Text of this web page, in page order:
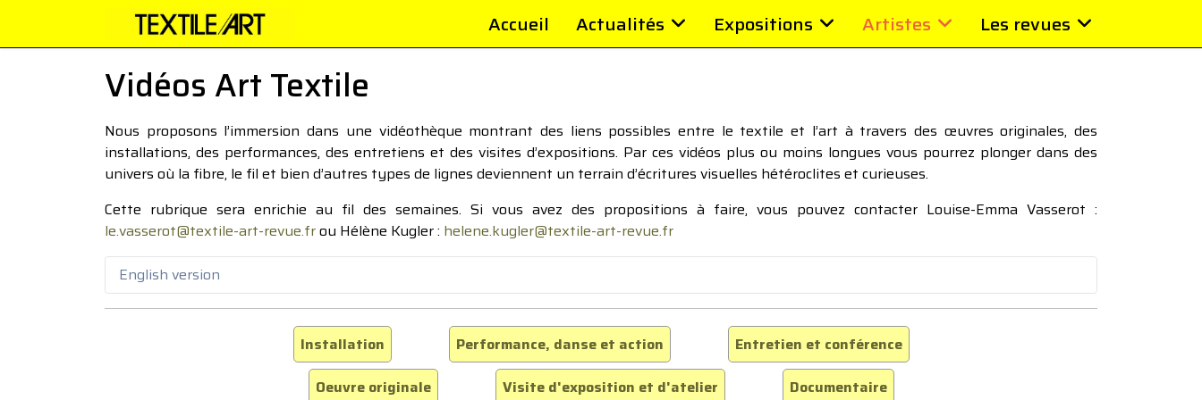
Accueil Actualités Expositions Artistes Les revues
Vidéos Art Textile
Nous proposons l’immersion dans une vidéothèque montrant des liens possibles entre le textile et l’art à travers des œuvres originales, des
installations, des performances, des entretiens et des visites d’expositions. Par ces vidéos plus ou moins longues vous pourrez plonger dans des
univers où la fibre, le fil et bien d’autres types de lignes deviennent un terrain d’écritures visuelles hétéroclites et curieuses.
Cette rubrique sera enrichie au fil des semaines. Si vous avez des propositions à faire, vous pouvez contacter Louise-Emma Vasserot :
le.vasserot@textile-art-revue.frou Hélène Kugler : helene.kugler@textile-art-revue.fr
English version
Installation Performance, danse et action
Entretien et conférence
Oeuvre originale
Visite d'exposition et d'atelier Documentaire